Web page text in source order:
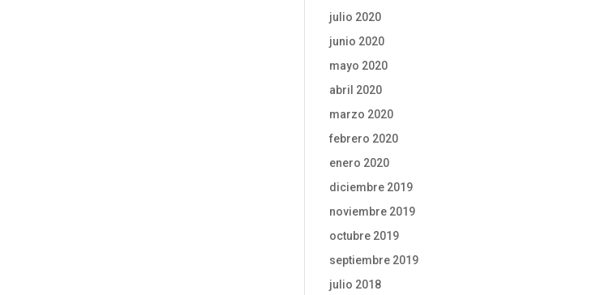
julio 2020
junio 2020
mayo 2020
abril 2020
marzo 2020
febrero 2020
enero 2020
diciembre 2019
noviembre 2019
octubre 2019
septiembre 2019
julio 2018